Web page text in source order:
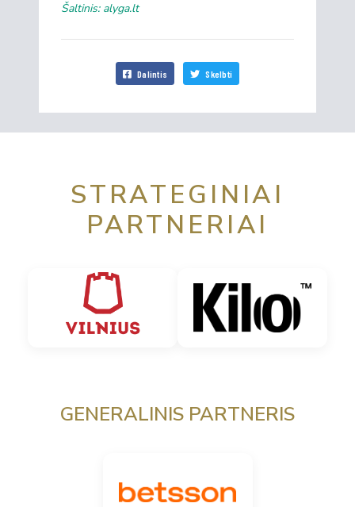
Šaltinis: alyga.lt
Dalintis Skelbti
STRATEGINIAI
PARTNERIAI
GENERALINIS PARTNERIS